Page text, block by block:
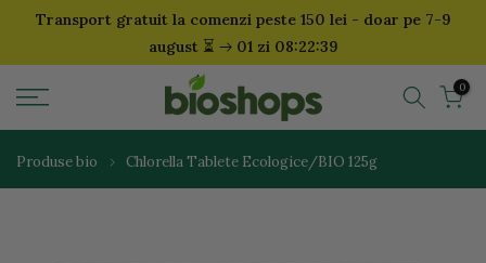
SariTransport gratuit la comenzi peste 150 lei - doar pe 7-9
august ⏳ 01 zi 08:22:38
0
Produse bio Chlorella Tablete Ecologice/BIO 125g